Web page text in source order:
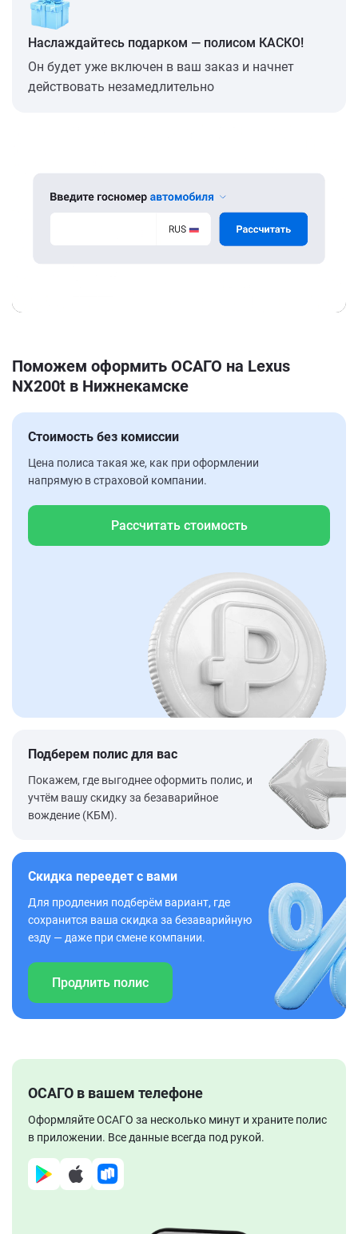
Наслаждайтесь подарком — полисом КАСКО!
Он будет уже включен в ваш заказ и начнет
действовать незамедлительно
Поможем оформить ОСАГО на Lexus
NX200t в Нижнекамске
Стоимость без комиссии
Цена полиса такая же, как при оформлении
напрямую в страховой компании.
Рассчитать стоимость
Подберем полис для вас
Покажем, где выгоднее оформить полис, и
учтём вашу скидку за безаварийное
вождение (КБМ).
Скидка переедет с вами
Для продления подберём вариант, где
сохранится ваша скидка за безаварийную
езду — даже при смене компании.
Продлить полис
ОСАГО в вашем телефоне
Оформляйте ОСАГО за несколько минут и храните полис
в приложении. Все данные всегда под рукой.